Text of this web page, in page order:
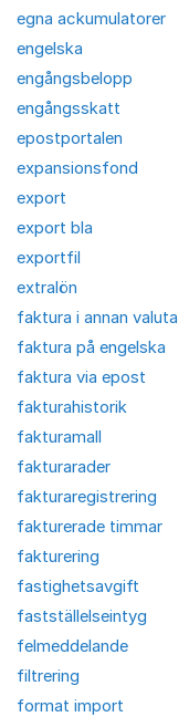
egna ackumulatorer
engelska
engångsbelopp
engångsskatt
epostportalen
expansionsfond
export
export bla
exportfil
extralön
faktura i annan valuta
faktura på engelska
faktura via epost
fakturahistorik
fakturamall
fakturarader
fakturaregistrering
fakturerade timmar
fakturering
fastighetsavgift
fastställelseintyg
felmeddelande
filtrering
format import